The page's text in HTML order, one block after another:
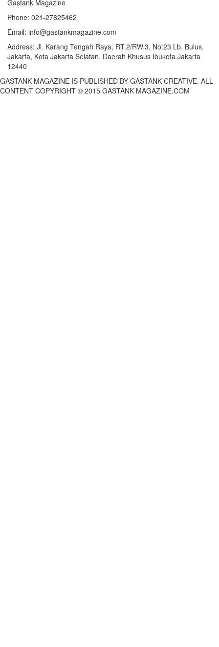
Gastank Magazine
Phone: 021-27825462
Email: info@gastankmagazine.com
Address: Jl. Karang Tengah Raya, RT.2/RW.3, No:23 Lb. Bulus,
Jakarta, Kota Jakarta Selatan, Daerah Khusus Ibukota Jakarta
12440
GASTANK MAGAZINE IS PUBLISHED BY GASTANK CREATIVE. ALL
CONTENT COPYRIGHT © 2015 GASTANK MAGAZINE.COM